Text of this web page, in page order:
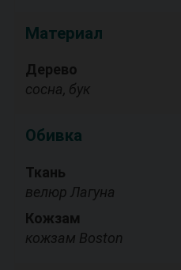
Материал
Дерево
сосна, бук
Обивка
Ткань
велюр Лагуна
Кожзам
кожзам Boston